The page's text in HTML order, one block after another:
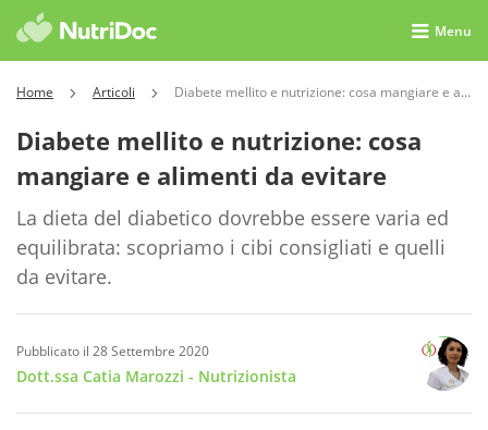
Menu
Home Articoli Diabete mellito e nutrizione: cosa mangiare e alimenti da evitare
Diabete mellito e nutrizione: cosa
mangiare e alimenti da evitare
La dieta del diabetico dovrebbe essere varia ed
equilibrata: scopriamo i cibi consigliati e quelli
da evitare.
Pubblicato il 28 Settembre 2020
Dott.ssa Catia Marozzi - Nutrizionista